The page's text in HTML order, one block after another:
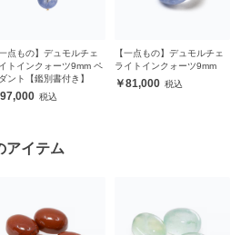
一点もの】デュモルチェ
トインクォーツ9mm ペ
ント【鑑別書付き】
97,000
【一点もの】デュモルチェ
ライトインクォーツ9mm
81,000
アイテム